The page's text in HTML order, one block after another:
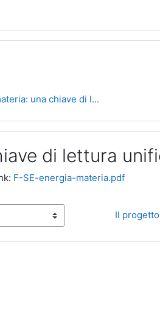
una chiave di l...
di lettura
F-SE-energia-materia.pdf
Il